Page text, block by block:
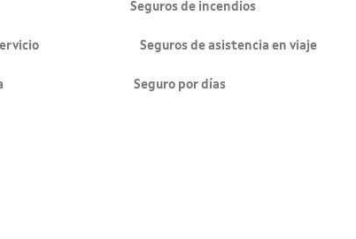
Seguros de incendios
de servicio Seguros de asistencia en viaje
jurídica Seguro por días